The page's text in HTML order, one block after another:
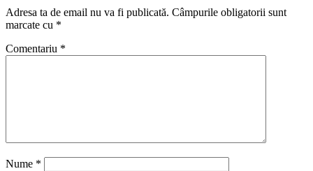
Adresa ta de email nu va fi publicată. Câmpurile obligatorii sunt
marcate cu *
Comentariu *
Nume *